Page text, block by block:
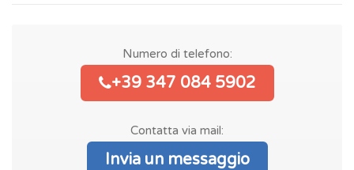
Numero di telefono:
+39 347 084 5902
Contatta via mail:
Invia un messaggio